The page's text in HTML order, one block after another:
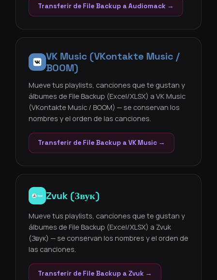
Transferir de File Backup a Audiomack →
VK Music (VKontakte Music /
BOOM)
Mueve tus playlists, canciones que te gustan y
álbumes de File Backup (Excel/XLSX) a VK Music
(VKontakte Music / BOOM) — se conservan los
nombres y el orden de las canciones.
Transferir de File Backup a VK Music →
Zvuk (Звук)
Mueve tus playlists, canciones que te gustan y
álbumes de File Backup (Excel/XLSX) a Zvuk
(Звук) — se conservan los nombres y el orden de
las canciones.
Transferir de File Backup a Zvuk →